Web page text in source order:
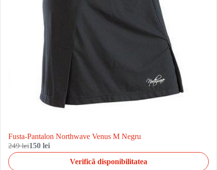
Fusta-Pantalon Northwave Venus M Negru
249 lei150 lei
Verifică disponibilitatea